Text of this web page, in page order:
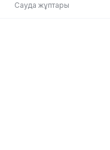
Сауда жұптары